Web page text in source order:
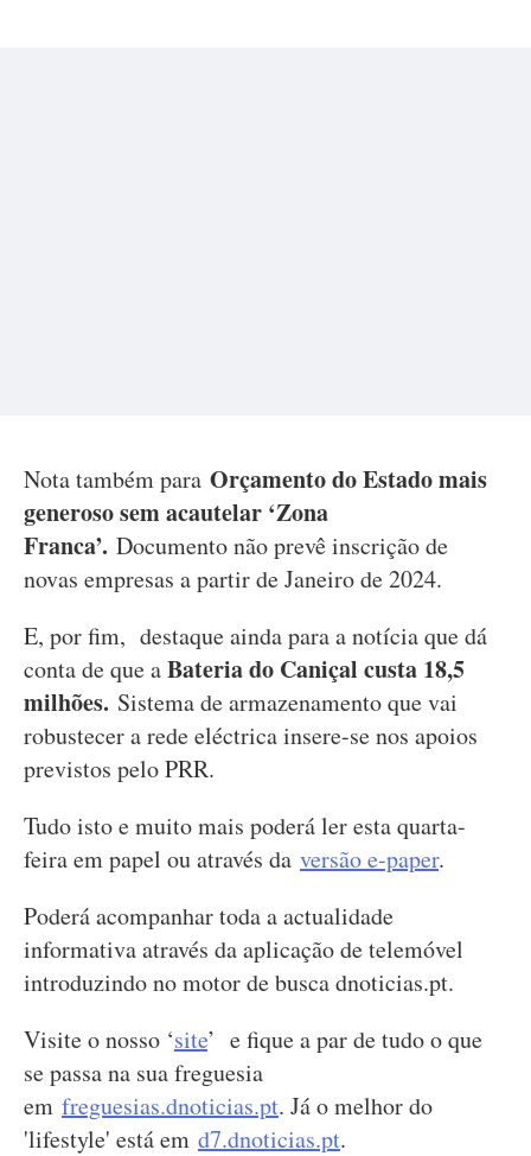
Nota também para Orçamento do Estado mais
generoso sem acautelar ‘Zona
Franca’. Documento não prevê inscrição de
novas empresas a partir de Janeiro de 2024.
E, por fim, destaque ainda para a notícia que dá
conta de que aBateria do Caniçal custa 18,5
milhões. Sistema de armazenamento que vai
robustecer a rede eléctrica insere-se nos apoios
previstos pelo PRR.
Tudo isto e muito mais poderá ler esta quarta-
feira em papel ou através da versão e-paper.
Poderá acompanhar toda a actualidade
informativa através da aplicação de telemóvel
introduzindo no motor de busca dnoticias.pt.
Visite o nosso ‘site’ e fique a par de tudo o que
se passa na sua freguesia
em freguesias.dnoticias.pt. Já o melhor do
'lifestyle' está em d7.dnoticias.pt.